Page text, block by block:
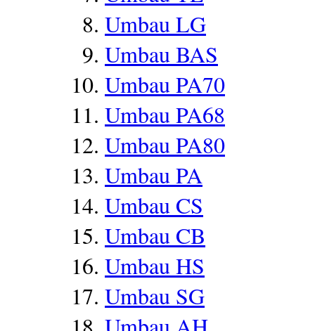
Umbau LG
Umbau BAS
Umbau PA70
Umbau PA68
Umbau PA80
Umbau PA
Umbau CS
Umbau CB
Umbau HS
Umbau SG